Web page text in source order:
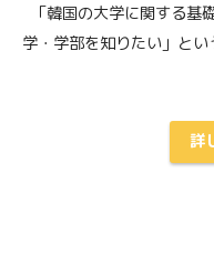
「韓国の大学に関する
学・学部を知りたい」と
詳